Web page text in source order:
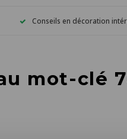
Conseils en décoration
mot-clé